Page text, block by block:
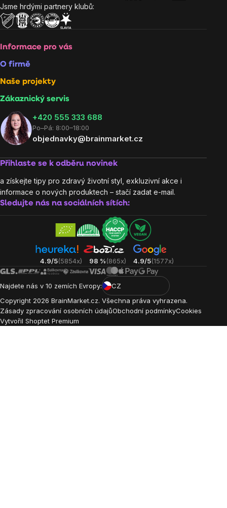
Jsme hrdými partnery klubů:
Informace pro vás
O firmě
Naše projekty
Zákaznický servis
‭+420 555 333 688
Po–Pá: 8:00–18:00
objednavky@brainmarket.cz
Přihlaste se k odběru novinek
a získejte tipy pro zdravý životní styl, exkluzivní akce i
informace o nových produktech – stačí zadat e-mail.
Sledujte nás na sociálních sítích:
4.9/5(5854x) 98 %(865x) 4.9/5(1577x)
Najdete nás v 10 zemích Evropy:
CZ
Copyright 2026 BrainMarket.cz. Všechna práva vyhrazena.
Zásady zpracování osobních údajůObchodní podmínkyCookies
Vytvořil Shoptet Premium